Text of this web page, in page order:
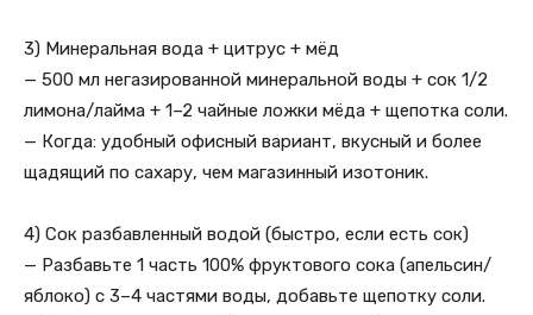
3) Минеральная вода + цитрус + мёд
— 500 мл негазированной минеральной воды + сок 1/2
лимона/лайма + 1–2 чайные ложки мёда + щепотка соли.
— Когда: удобный офисный вариант, вкусный и более
щадящий по сахару, чем магазинный изотоник.
4) Сок разбавленный водой (быстро, если есть сок)
— Разбавьте 1 часть 100% фруктового сока (апельсин/
яблоко) с 3–4 частями воды, добавьте щепотку соли.